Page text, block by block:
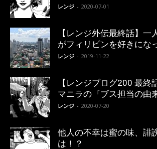
レンジ - 2020-07-01
【レンジ外伝最終話】一
がフィリピンを好きにな
レンジ - 2019-11-22
【レンジブログ200 最終
マニラの『ブス担当の由
レンジ - 2020-07-20
他人の不幸は蜜の味、誹
は！？